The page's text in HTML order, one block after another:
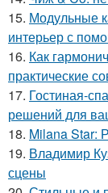
15. Модульные
интерьер с
16. Как
практические
17. Гостиная-
решений для
18. Milana Star:
19. Владимир
сцены